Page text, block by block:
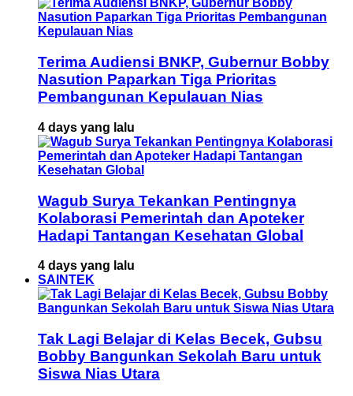
Terima Audiensi BNKP, Gubernur Bobby
Nasution Paparkan Tiga Prioritas
Pembangunan Kepulauan Nias
4 days yang lalu
Wagub Surya Tekankan Pentingnya
Kolaborasi Pemerintah dan Apoteker
Hadapi Tantangan Kesehatan Global
4 days yang lalu
SAINTEK
Tak Lagi Belajar di Kelas Becek, Gubsu
Bobby Bangunkan Sekolah Baru untuk
Siswa Nias Utara